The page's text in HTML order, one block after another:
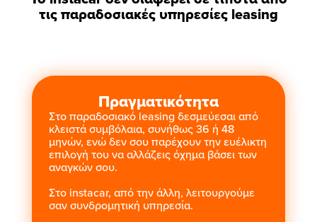
τις παραδοσιακές υπηρεσίες leasing
Πραγματικότητα
Στο παραδοσιακό leasing δεσμεύεσαι από
κλειστά συμβόλαια, συνήθως 36 ή 48
μηνών, ενώ δεν σου παρέχουν την ευέλικτη
επιλογή του να αλλάζεις όχημα βάσει των
αναγκών σου.
Στο instacar, από την άλλη, λειτουργούμε
σαν συνδρομητική υπηρεσία.